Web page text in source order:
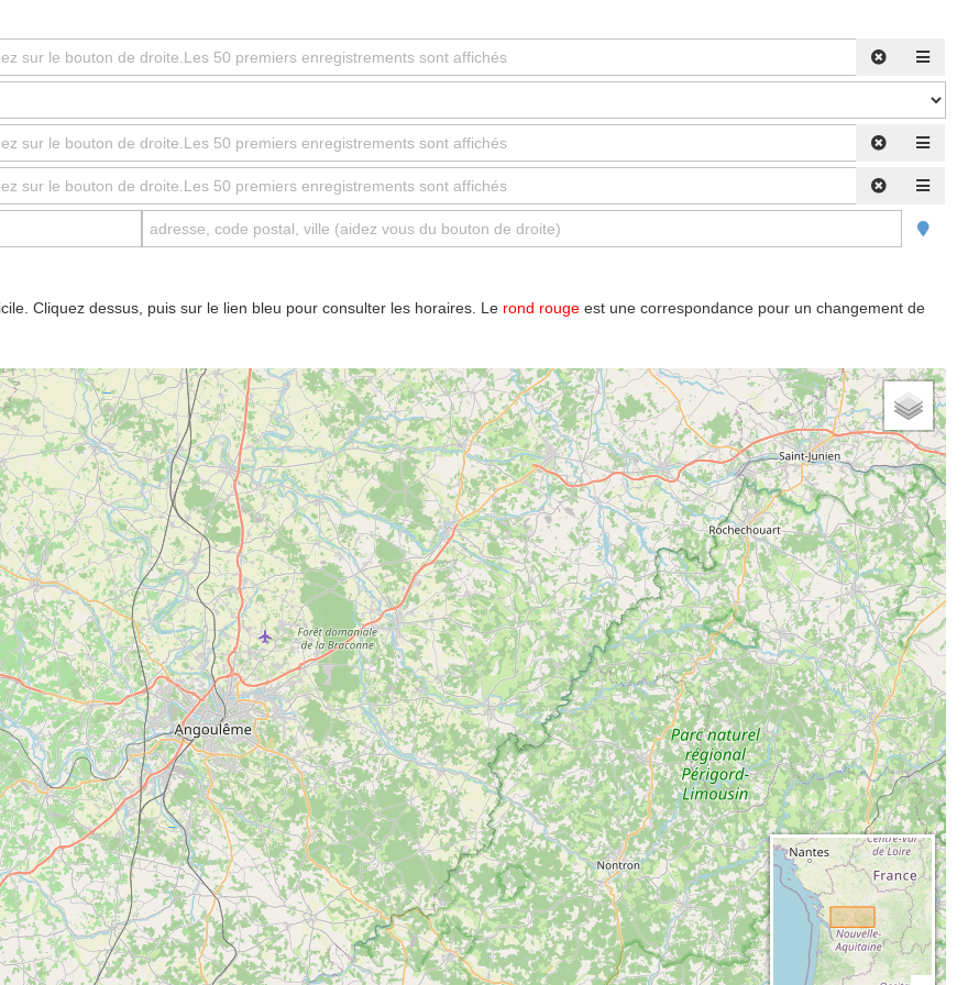
Cliquez dessus, puis sur le lien bleu pour consulter les horaires. Le rond rouge est une correspondance pour un changement de